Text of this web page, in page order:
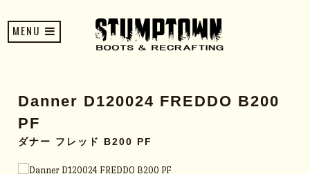
MENU
Danner D120024 FREDDO B200
PF
ダナー フレッド B200 PF